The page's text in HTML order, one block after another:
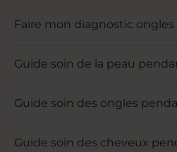
Faire mon diagnostic ongles
Guide soin de la peau
Guide soin des ongles
Guide soin des cheveux